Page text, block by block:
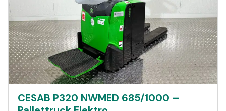
CESAB P320 NWMED 685/1000 –